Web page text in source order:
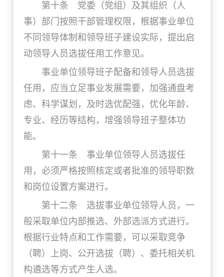
第十条 党委（党组）及其组织（人
事）部门按照干部管理权限，根据事业单位
不同领导体制和领导班子建设实际，提出启
动领导人员选拔任用工作意见。
事业单位领导班子配备和领导人员选拔
任用，应当立足事业发展需要，加强通盘考
虑、科学谋划，及时选优配强，优化年龄、
专业、经历等结构，增强领导班子整体功
能。
第十一条 事业单位领导人员选拔任
用，必须严格按照核定或者批准的领导职数
和岗位设置方案进行。
第十二条 选拔事业单位领导人员，一
般采取单位内部推选、外部选派方式进行。
根据行业特点和工作需要，可以采取竞争
（聘）上岗、公开选拔（聘）、委托相关机
构遴选等方式产生人选。